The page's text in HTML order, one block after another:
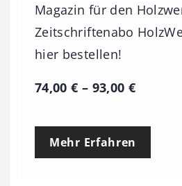
Magazin für den
Zeitschriftenabo
hier bestellen!
74,00€ – 93,00 €P
e
Mehr Erfahren